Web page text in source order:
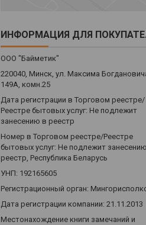
ИНФОРМАЦИЯ ДЛЯ
ООО "Байметик"
220040, Минск, ул. Максима
149А, комн.25
Дата регистрации в Торговом реестре/
Реестре бытовых услуг: Не подлежит
занесению в реестр
Номер в Торговом реестре/Реестре
бытовых услуг: Не подлежит
реестр, Республика Беларусь
УНП: 192165605
Регистрационный орган:
Дата регистрации компании: 21.11.2013
Местонахождение книги замечаний и